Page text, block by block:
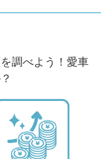
調べよう！愛車